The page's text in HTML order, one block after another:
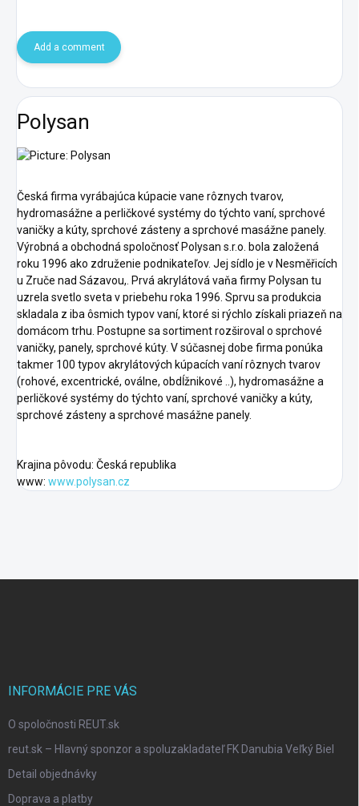
Add a comment
Polysan
Česká firma vyrábajúca kúpacie vane rôznych tvarov,
hydromasážne a perličkové systémy do týchto vaní, sprchové
vaničky a kúty, sprchové zásteny a sprchové masážne panely.
Výrobná a obchodná spoločnosť Polysan s.r.o. bola založená
roku 1996 ako združenie podnikateľov. Jej sídlo je v Nesměřicích
u Zruče nad Sázavou,. Prvá akrylátová vaňa firmy Polysan tu
uzrela svetlo sveta v priebehu roka 1996. Sprvu sa produkcia
skladala z iba ôsmich typov vaní, ktoré si rýchlo získali priazeň na
domácom trhu. Postupne sa sortiment rozširoval o sprchové
vaničky, panely, sprchové kúty. V súčasnej dobe firma ponúka
takmer 100 typov akrylátových kúpacích vaní rôznych tvarov
(rohové, excentrické, oválne, obdĺžnikové ..), hydromasážne a
perličkové systémy do týchto vaní, sprchové vaničky a kúty,
sprchové zásteny a sprchové masážne panely.
Krajina pôvodu: Česká republika
www: www.polysan.cz
INFORMÁCIE PRE VÁS
O spoločnosti REUT.sk
reut.sk – Hlavný sponzor a spoluzakladateľ FK Danubia Veľký Biel
Detail objednávky
Doprava a platby